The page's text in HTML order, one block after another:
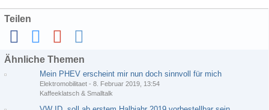
Teilen
Ähnliche Themen
Mein PHEV erscheint mir nun doch sinnvoll für mich
Elektromobilitaet - 8. Februar 2019, 13:54
Kaffeeklatsch & Smalltalk